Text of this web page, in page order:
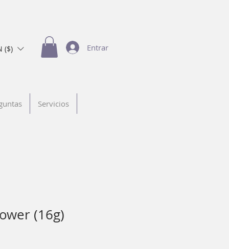
($) Entrar
Servicios
(16g)